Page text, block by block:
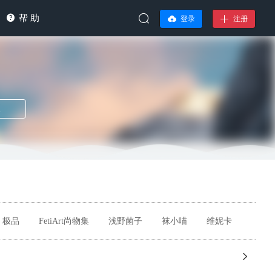
帮 助 登录 注册
极品 FetiArt尚物集 浅野菌子 袜小喵 维妮卡